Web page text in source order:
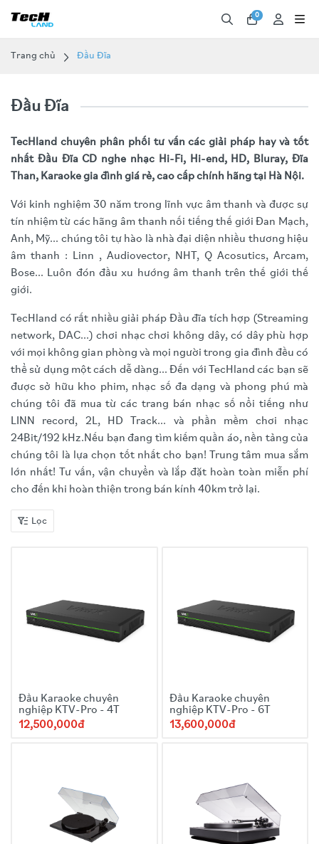
0
Trang chủ Đầu Đĩa
Đầu Đĩa
TecHland chuyên phân phối tư vấn các giải pháp hay và tốt
nhất Đầu Đĩa CD nghe nhạc Hi-Fi, Hi-end, HD, Bluray, Đĩa
Than, Karaoke gia đình giá rẻ, cao cấp chính hãng tại Hà Nội.
Với kinh nghiệm 30 năm trong lĩnh vực âm thanh và được sự
tín nhiệm từ các hãng âm thanh nối tiếng thế giới Đan Mạch,
Anh, Mỹ... chúng tôi tự hào là nhà đại diện nhiều thương hiệu
âm thanh : Linn , Audiovector, NHT, Q Acosutics, Arcam,
Bose... Luôn đón đầu xu hướng âm thanh trên thế giới thế
giới.
TecHland có rất nhiều giải pháp Đầu đĩa tích hợp (Streaming
network, DAC...) chơi nhạc chơi không dây, có dây phù hợp
với mọi không gian phòng và mọi người trong gia đình đều có
thể sử dụng một cách dễ dàng... Đến với TecHland các bạn sẽ
được sở hữu kho phim, nhạc số đa dạng và phong phú mà
chúng tôi đã mua từ các trang bán nhạc số nổi tiếng như
LINN record, 2L, HD Track... và phần mềm chơi nhạc
24Bit/192 kHz.Nếu bạn đang tìm kiếm quần áo, nền tảng của
chúng tôi là lựa chọn tốt nhất cho bạn! Trung tâm mua sắm
lớn nhất! Tư vấn, vận chuyển và lắp đặt hoàn toàn miễn phí
cho đến khi hoàn thiện trong bán kính 40km trở lại.
Lọc
Đầu Karaoke chuyên
nghiệp KTV-Pro - 4T
12,500,000đ
Đầu Karaoke chuyên
nghiệp KTV-Pro - 6T
13,600,000đ